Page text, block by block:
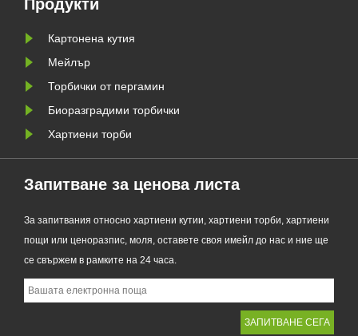
торбички, новият продукт
Продукти
Картонена кутия
Мейлър
Торбички от пергамин
Биоразградими торбички
Хартиени торби
Запитване за ценова листа
За запитвания относно хартиени кутии, хартиени торби, хартиени
пощи или ценоразпис, моля, оставете своя имейл до нас и ние ще
се свържем в рамките на 24 часа.